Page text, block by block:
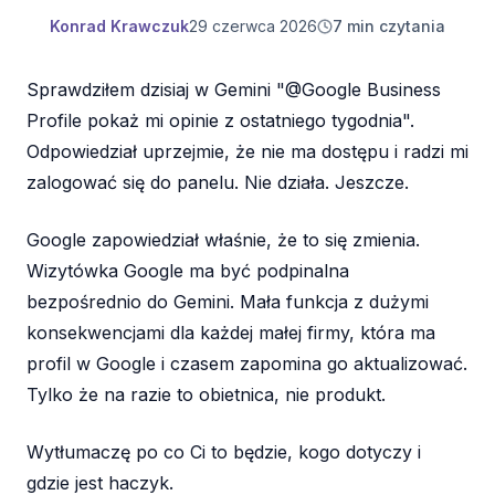
Konrad Krawczuk29 czerwca 2026 7 min czytania
Sprawdziłem dzisiaj w Gemini "@Google Business
Profile pokaż mi opinie z ostatniego tygodnia".
Odpowiedział uprzejmie, że nie ma dostępu i radzi mi
zalogować się do panelu. Nie działa. Jeszcze.
Google zapowiedział właśnie, że to się zmienia.
Wizytówka Google ma być podpinalna
bezpośrednio do Gemini. Mała funkcja z dużymi
konsekwencjami dla każdej małej firmy, która ma
profil w Google i czasem zapomina go aktualizować.
Tylko że na razie to obietnica, nie produkt.
Wytłumaczę po co Ci to będzie, kogo dotyczy i
gdzie jest haczyk.